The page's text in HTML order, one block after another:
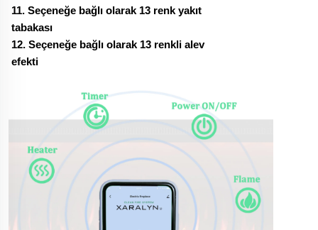
11. Seçeneğe bağlı olarak 13 renk yakıt
tabakası
12. Seçeneğe bağlı olarak 13 renkli alev
efekti